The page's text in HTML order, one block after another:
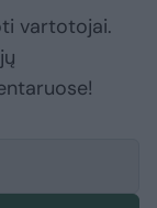
vartotojai.